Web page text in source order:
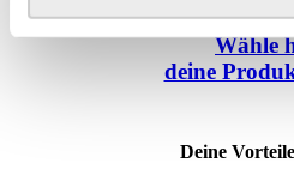
Wähle
deine
Deine